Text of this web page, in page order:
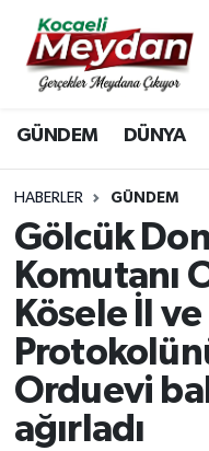
GÜNDEM DÜNYA
HABERLER GÜNDEM
Gölcük
Komutanı
Kösele İl
Orduevi
ağırladı
Nöbetçi
Hava Durumu
Trafik Durumu
Süper Lig Puan
Tüm Manşetler
Son Dakika
Haber Arşivi